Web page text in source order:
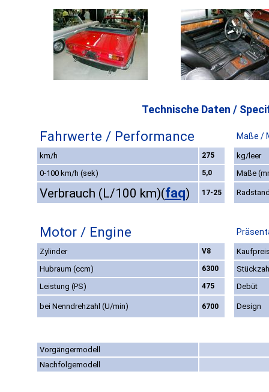
Technische Daten /
Fahrwerte / Performance Maße /
km/h 275
kg/leer
0-100 km/h (sek)
5,0 Maße
Verbrauch (L/100 km)(faq) 17-25
Motor / Engine
Zylinder V8
Hubraum (ccm)
6300
Leistung (PS)
475 Debüt
bei Nenndrehzahl (U/min) 6700 Design
Vorgängermodell
Nachfolgemodell